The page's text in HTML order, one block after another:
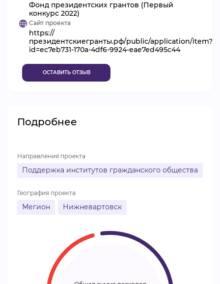
ВОЙТИ
Фонд президентских грантов (Первый
конкурс 2022)
Сайт проекта
https://
президентскиегранты.рф/public/application/item?
id=ec7eb731-170a-4df6-9924-eae7ed495c44
ОСТАВИТЬ ОТЗЫВ
Подробнее
Направления проекта
Поддержка институтов гражданского общества
География проекта
Мегион Нижневартовск